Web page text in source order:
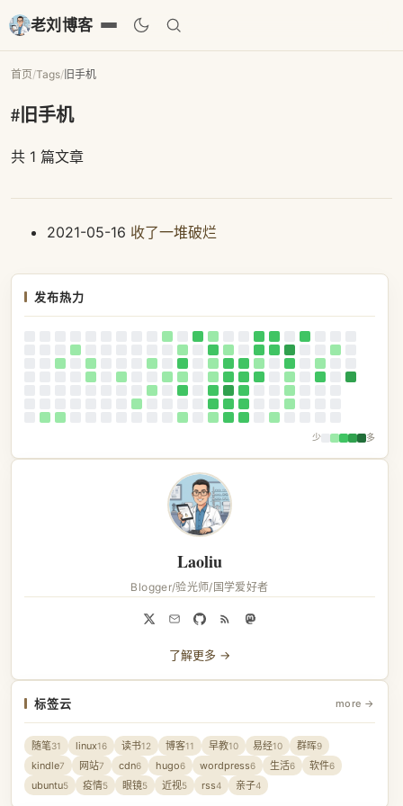
老刘博客
首页/Tags/ 旧手机
#旧手机
共 1 篇文章
2021-05-16 收了一堆破烂
发布热力
少 多
Laoliu
Blogger/验光师/国学爱好者
了解更多 →
标签云 more →
随笔31 linux16 读书12 博客11 早教10 易经10 群晖9
kindle7 网站7 cdn6 hugo6 wordpress6 生活6 软件6
ubuntu5 疫情5 眼镜5 近视5 rss4 亲子4